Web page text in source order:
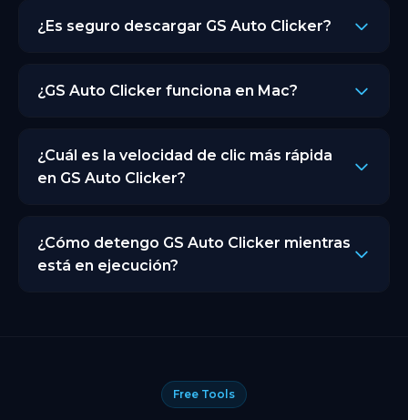
Windows 7, 8, 10 y 11. Tanto en sistemas de 32 bits
como de 64 bits.
¿Es seguro descargar GS Auto Clicker?
verifica antes del lanzamiento. Sin malware, sin
software incluido.
¿GS Auto Clicker funciona en Mac?
AutoClicker.org funciona en Windows, Mac, Android
y Chrome. Si necesitas GS Auto Clicker en Mac,
AutoClicker.org es la alternativa.
¿Cuál es la velocidad de clic más rápida
en GS Auto Clicker?
milisegundo. Empieza con 100ms y baja
gradualmente según tu tarea para mejores
resultados.
¿Cómo detengo GS Auto Clicker mientras
está en ejecución?
Free Tools